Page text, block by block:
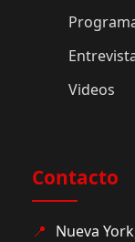
Videos
Contacto
📍 Nueva